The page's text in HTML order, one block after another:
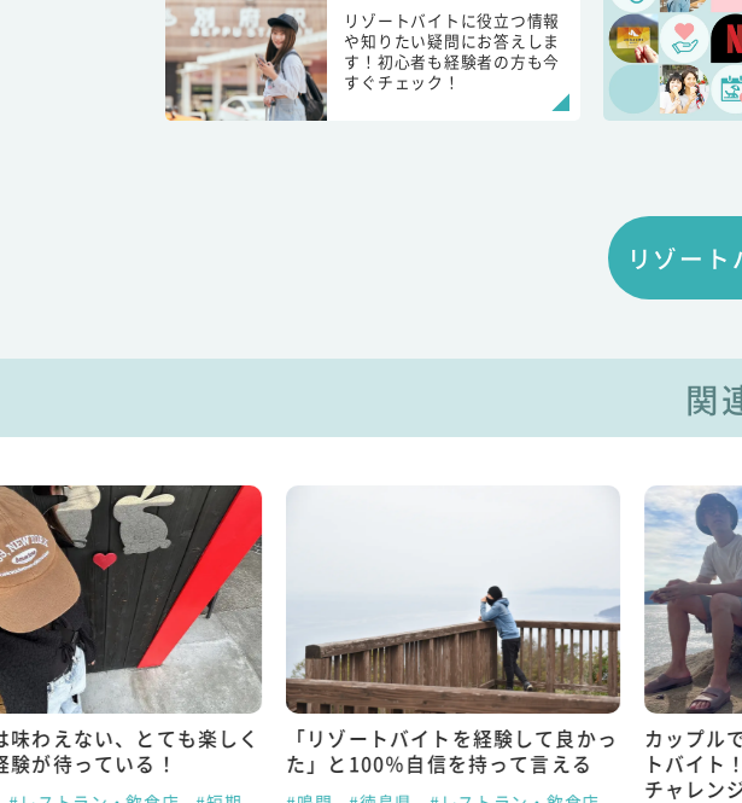
リゾートバイトに役立つ情報
や知りたい疑問にお答えしま
す！初心者も経験者の方も今
すぐチェック！
リゾー
関
味わえない、とても楽しく
験が待っている！
「リゾートバイトを経験して良かっ
た」と100％自信を持って言える
カップル
トバイト
チャレン